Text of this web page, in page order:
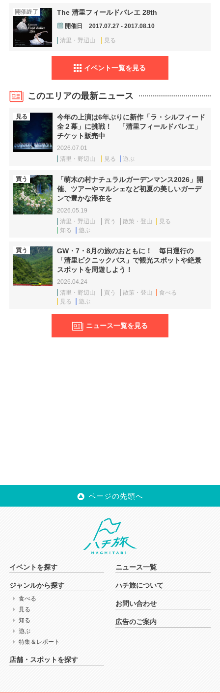
開催終了 The 清里フィールドバレエ 28th
開催日 2017.07.27 - 2017.08.10
清里・野辺山 見る
イベント一覧を見る
このエリアの最新ニュース
見る
今年の上演は6年ぶりに新作「ラ・シルフィード
全２幕」に挑戦！ 「清里フィールドバレエ」
チケット販売中
2026.07.01
清里・野辺山
見る 遊ぶ
買う
「萌木の村ナチュラルガーデンマンス2026」開
催、ツアーやマルシェなど初夏の美しいガーデ
ンで豊かな滞在を
2026.05.19
清里・野辺山
買う 散策・登山
見る
知る
遊ぶ
買う
GW・7・8月の旅のおともに！ 毎日運行の
「清里ピクニックバス」で観光スポットや絶景
スポットを周遊しよう！
2026.04.24
清里・野辺山
買う 散策・登山
食べる
見る
遊ぶ
ニュース一覧を見る
ページの先頭へ
イベントを探す
ジャンルから探す
食べる
見る
知る
遊ぶ
特集＆レポート
店舗・スポットを探す
ニュース一覧
ハチ旅について
お問い合わせ
広告のご案内